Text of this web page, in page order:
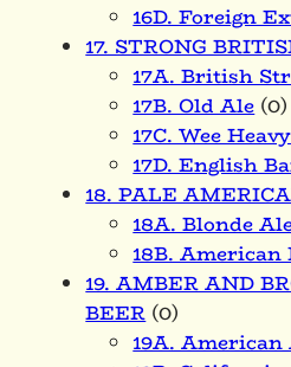
16D. Foreign
17. STRONG
17A. British
17B. Old Ale(0)
17C. Wee Heavy
17D. English
18. PALE
18A. Blonde
18B. American
19. AMBER AND
BEER(0)
19A.